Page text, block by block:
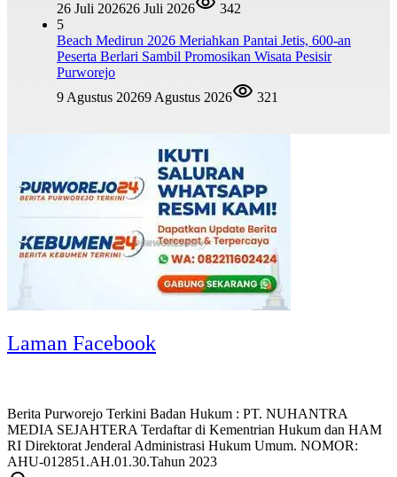
26 Juli 202626 Juli 2026
342
5
Beach Medirun 2026 Meriahkan Pantai Jetis, 600-an
Peserta Berlari Sambil Promosikan Wisata Pesisir
Purworejo
9 Agustus 20269 Agustus 2026 321
Laman Facebook
Berita Purworejo Terkini Badan Hukum : PT. NUHANTRA
MEDIA SEJAHTERA Terdaftar di Kementrian Hukum dan HAM
RI Direktorat Jenderal Administrasi Hukum Umum. NOMOR:
AHU-012851.AH.01.30.Tahun 2023